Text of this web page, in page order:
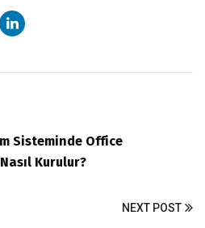
Sisteminde Office
Kurulur?
NEXT POST